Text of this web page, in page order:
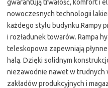
gwarantują trwałość, komfort i
nowoczesnych technologii
każdego stylu budynku.Rampy
i rozładunek towarów. Rampa
teleskopowa zapewniają
halą. Dzięki solidnym
niezawodnie nawet w trudnych
zakładów produkcyjnych i